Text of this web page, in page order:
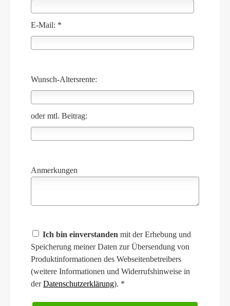
E-Mail: *
Wunsch-Altersrente:
oder mtl. Beitrag:
Anmerkungen
Ich bin einverstanden mit der Erhebung und
Speicherung meiner Daten zur Übersendung von
Produktinformationen des Webseitenbetreibers
(weitere Informationen und Widerrufshinweise in
derDatenschutzerklärung). *